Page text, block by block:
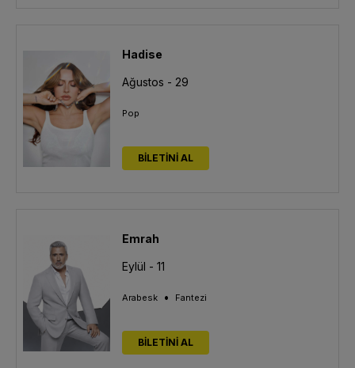
Hadise
Ağustos - 29
Pop
BİLETİNİ AL
Emrah
Eylül - 11
Arabesk • Fantezi
BİLETİNİ AL